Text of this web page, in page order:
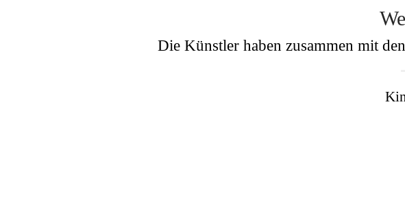
Die Künstler haben zusammen mit